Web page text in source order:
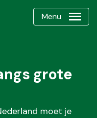
Menu
grote
moet je